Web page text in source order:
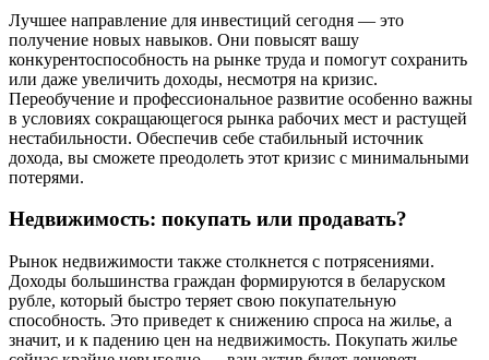
Лучшее направление для инвестиций сегодня — это
получение новых навыков. Они повысят вашу
конкурентоспособность на рынке труда и помогут сохранить
или даже увеличить доходы, несмотря на кризис.
Переобучение и профессиональное развитие особенно важны
в условиях сокращающегося рынка рабочих мест и растущей
нестабильности. Обеспечив себе стабильный источник
дохода, вы сможете преодолеть этот кризис с минимальными
потерями.
Недвижимость: покупать или продавать?
Рынок недвижимости также столкнется с потрясениями.
Доходы большинства граждан формируются в беларуском
рубле, который быстро теряет свою покупательную
способность. Это приведет к снижению спроса на жилье, а
значит, и к падению цен на недвижимость. Покупать жилье